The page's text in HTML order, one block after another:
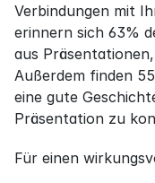
Verbindungen mit
erinnern sich 63%
aus
Außerdem finden
eine gute
Präsentation zu
Für einen